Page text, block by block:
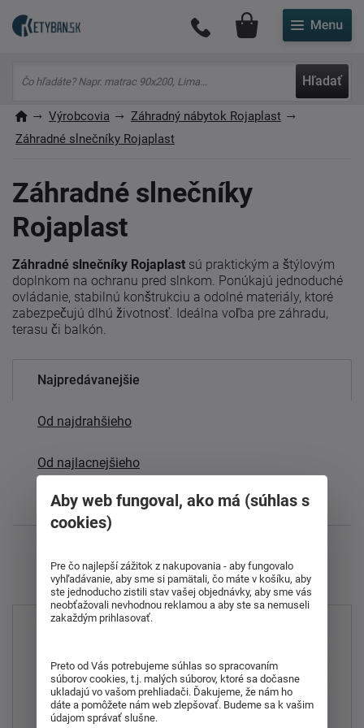
Hľadať
Môj účet
Výrobcovia
Záhradný nábytok Rojaplast
Záhradné slnečníky Rojaplast
Záhradné slnečníky
Rojaplast
Záhradné slnečníky Rojaplast sú praktickým a štýlovým
doplnkom na ochranu pred slnkom. Ponúkajú jednoduché
ovládanie, stabilnú konštrukciu a odolné materiály, ktoré
zabezpečujú dlhú životnosť. Ideálna voľba pre záhradu,
terasu či balkón.
Najpredávanejšie
Od najdrahšieho
Od najlacnejšieho
Najnovšie
Aby web fungoval, ako má (súhlas s
cookies)
Pre čo najlepší zážitok z nakupovania - aby fungovalo
vyhľadávanie, aby sme si pamätali, čo máte v košíku, aby
ste jednoducho zistili stav vašej objednávky, aby sme vás
neobťažovali nevhodnou reklamou a aby ste sa nemuseli
zakaždým prihlasovať.
Preto od Vás potrebujeme súhlas so spracovaním
súborov cookies, t.j. malých súborov, ktoré sa dočasne
ukladajú vo vašom prehliadači. Ďakujeme, že nám ho
dáte a pomôžete nám web zlepšovať. Budeme sa k vašim
údajom správať slušne.